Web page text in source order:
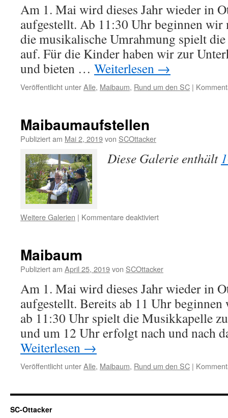
Am 1. Mai wird dieses Jahr wieder in
aufgestellt. Ab 11:30 Uhr beginnen
die musikalische Umrahmung spielt
auf. Für die Kinder haben wir zur
und bieten … Weiterlesen →
Veröffentlicht unterAlle, Maibaum, Rund um den SC |
Maibaumaufstellen
Publiziert am Mai 2, 2019von SCOttacker
Diese Galerie enthält
Weitere Galerien | Kommentare deaktiviertfür
Maibaum
Publiziert am April 25, 2019von SCOttacker
Am 1. Mai wird dieses Jahr wieder in
aufgestellt. Bereits ab 11 Uhr
ab 11:30 Uhr spielt die Musikkapelle
und um 12 Uhr erfolgt nach und nach
Weiterlesen →
Veröffentlicht unterAlle, Maibaum, Rund um den SC |
SC-Ottacker